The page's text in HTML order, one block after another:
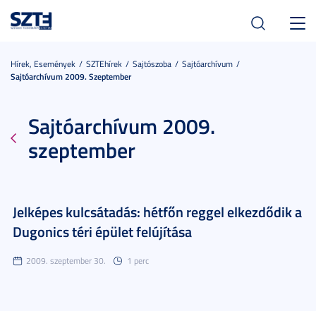
Hírek, Események SZTEhírek Sajtószoba
Sajtóarchívum
Sajtóarchívum 2009. Szeptember
Sajtóarchívum 2009.
szeptember
Jelképes kulcsátadás: hétfőn reggel elkezdődik a
Dugonics téri épület felújítása
2009. szeptember 30. 1 perc